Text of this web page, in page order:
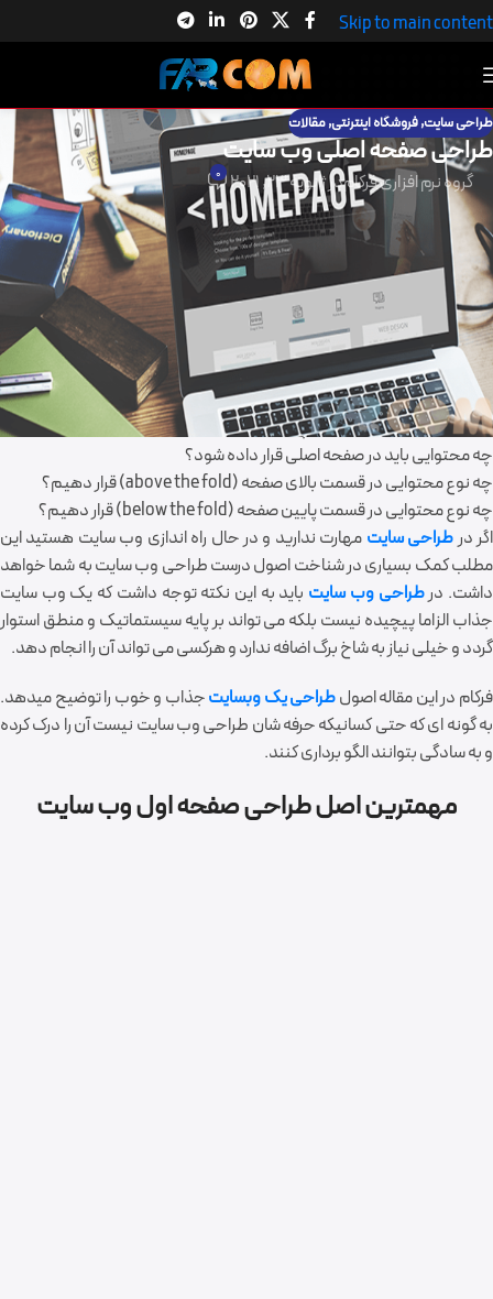
Skip to main content
طراحی سایت,فروشگاه اینترنتی,مقالات
طراحی صفحه اصلی وب سایت
گروه نرم افزاری فرکامدر ژانویه 23, 2021 0
طراحی صفحه اصلی وب سایت از اهمیت بالایی برخوردار است و اولین حسی که
کاربران نسبت به آن پیدا میکنند و فعالیت کاربر در سایت را نقش میزند. دراین
مقاله ازطراحی سایت فرکام
یک صفحه اصلی (home page) جذاب و خوب
طراحی را توضیح خواهیم داد و خواهید دید چطور می توان یک صفحه اصلی
سایت جذاب طراحی کرد.
صفحه اصلی باید شامل چه مطالبی باشد؟
چرا باید روی صفحه اصلی وب سایت تمرکز کنم؟
صفحه اصلی موثر و تاثیر گذار چگونه است؟
چه محتوایی باید در صفحه اصلی قرار داده شود؟
چه نوع محتوایی در قسمت بالای صفحه (above the fold) قرار دهیم؟
چه نوع محتوایی در قسمت پایین صفحه (below the fold) قرار دهیم؟
اگر در طراحی سایت مهارت ندارید و در حال راه اندازی وب سایت هستید این
مطلب کمک بسیاری در شناخت اصول درست طراحی وب سایت به شما خواهد
داشت. درطراحی وب سایت باید به این نکته توجه داشت که یک وب سایت
جذاب الزاما پیچیده نیست بلکه می تواند بر پایه سیستماتیک و منطق استوار
گردد و خیلی نیاز به شاخ برگ اضافه ندارد و هرکسی می تواند آن را انجام دهد.
فرکام در این مقاله اصولطراحی یک وبسایتجذاب و خوب را توضیح میدهد.
به گونه ای که حتی کسانیکه حرفه شان طراحی وب سایت نیست آن را درک کرده
و به سادگی بتوانند الگو برداری کنند.
مهمترین اصل طراحی صفحه اول وب سایت